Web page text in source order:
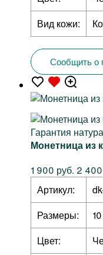
Вид кожи:
Сообщить о
Гарантия
Монетница из
1 900 руб. 2
Артикул:
Размеры:
Цвет: